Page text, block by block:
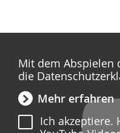
Mit dem Abspielen
die
Mehr erfahren
Ich akzeptiere.